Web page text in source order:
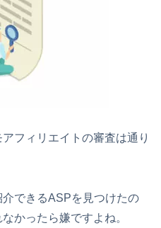
フィリエイトの審査は通り
介できるASPを見つけたの
かったら嫌ですよね。